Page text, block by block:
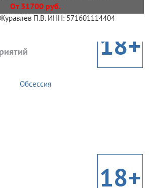
От 31700 руб.
П.В. ИНН: 571601114404
18+
Обсессия
18+